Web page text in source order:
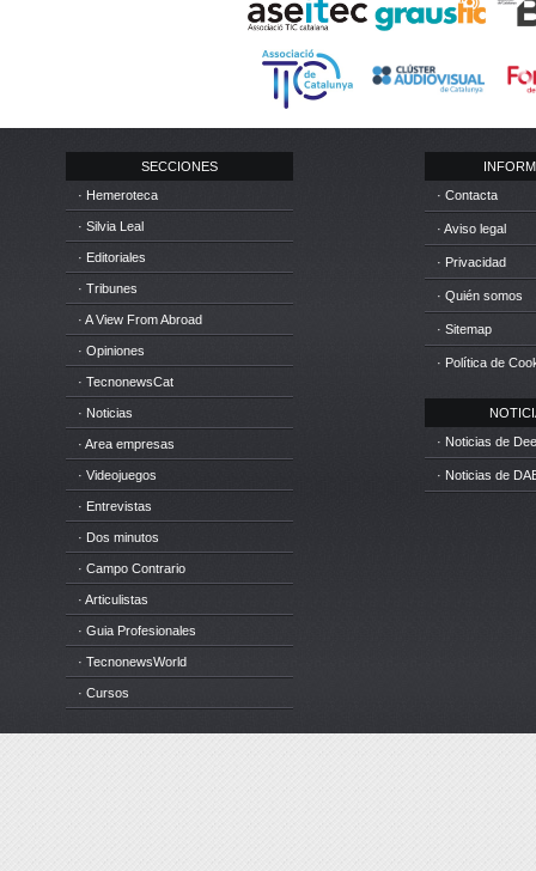
SECCIONES
· Hemeroteca
· Silvia Leal
· Editoriales
· Tribunes
· A View From Abroad
· Opiniones
· TecnonewsCat
· Noticias
· Area empresas
· Videojuegos
· Entrevistas
· Dos minutos
· Campo Contrario
· Articulistas
· Guia Profesionales
· TecnonewsWorld
· Cursos
· Contacta
· Aviso legal
· Privacidad
· Quién somos
· Sitemap
· Política de
· Noticias de
· Noticias de